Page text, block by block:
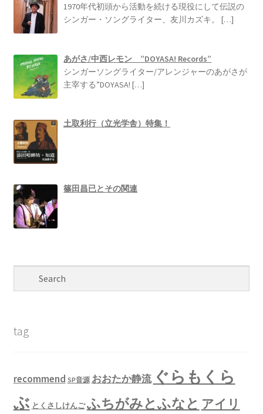
1970年代初頭から活動を続ける現役にして伝説の
シンガー・ソングライター、友川カズキ。[…]
あがさ/中西レモン ”DOYASA! Records”
シンガーソングライター/アレンジャーのあがさが
主宰する”DOYASA![…]
土取利行（立光学舎）特集！
篠田昌已とその関連
tag
recommend SP音源 おおたか静流 ぐらもくら
ぶ とくさしけんご ふちがみとふなと アイリ